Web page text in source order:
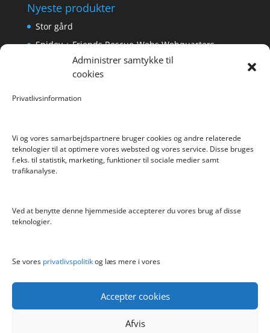
Administrer samtykke til
cookies
Privatlivsinformation
Vi og vores samarbejdspartnere bruger cookies og andre relaterede
teknologier til at optimere vores websted og vores service. Disse bruges
f.eks. til statistik, marketing, funktioner til sociale medier samt
trafikanalyse.
Ved at benytte denne hjemmeside accepterer du vores brug af disse
teknologier.
Se vores privatlivspolitikog læs mere i vores
Accepter cookies
Afvis
Nyeste produkter
Stor gård
Spidey + Friends Rescue-Webs Webquarters
Forlængerkabel til håndkontrol 2×2 m.
Pokemon Skoletaske med 4 Dele
Hyggeligt fehjem med gyldent enhjørning
Info
Kontakt
Privatlivspolitik